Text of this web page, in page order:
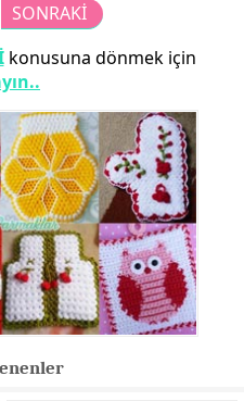
SONRAKİ
konusuna dönmek için